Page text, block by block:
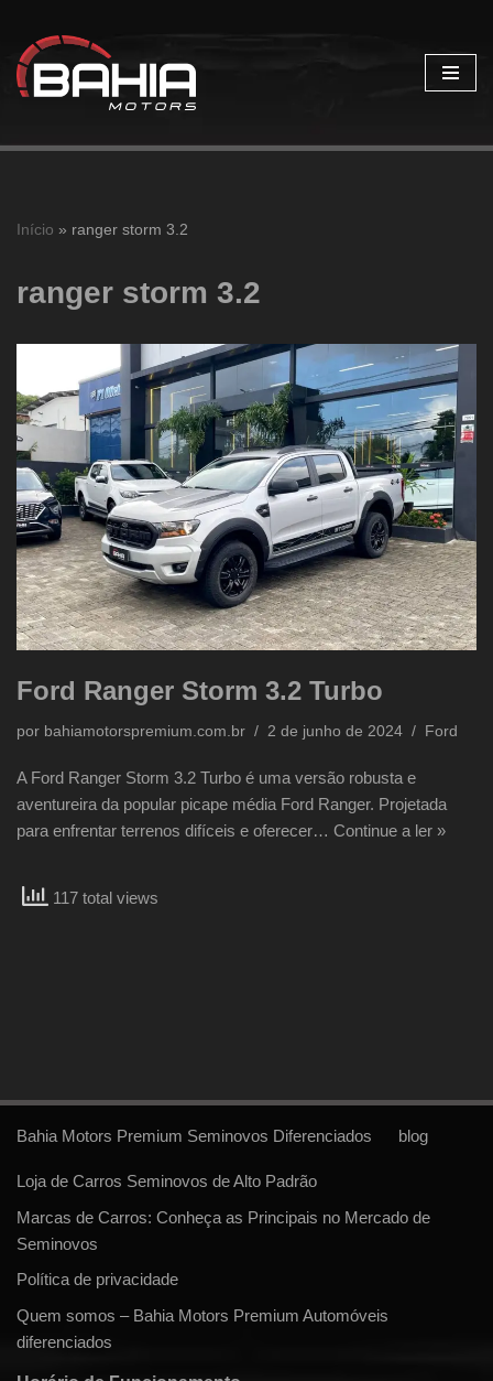
Pular
para
Início » ranger storm 3.2
ranger storm 3.2
Ford Ranger Storm 3.2 Turbo
por bahiamotorspremium.com.br 2 de junho de 2024 Ford
A Ford Ranger Storm 3.2 Turbo é uma versão robusta e
aventureira da popular picape média Ford Ranger. Projetada
para enfrentar terrenos difíceis e oferecer… Continue a ler »
117 total views
Bahia Motors Premium Seminovos Diferenciados blog
Loja de Carros Seminovos de Alto Padrão
Marcas de Carros: Conheça as Principais no Mercado de
Seminovos
Política de privacidade
Quem somos – Bahia Motors Premium Automóveis
diferenciados